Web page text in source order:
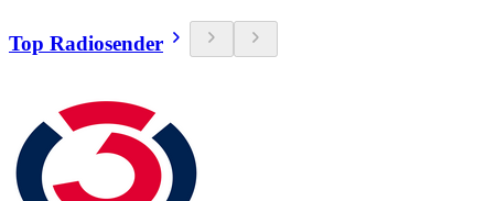
Top Radiosender